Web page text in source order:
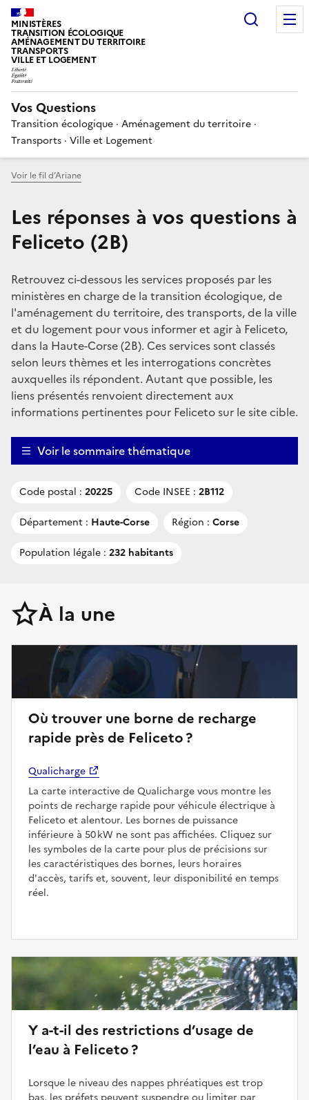
MINISTÈRES
TRANSITION ÉCOLOGIQUE
AMÉNAGEMENT DU TERRITOIRE
TRANSPORTS
VILLE ET LOGEMENT
Vos Questions
Transition écologique · Aménagement du territoire ·
Transports · Ville et Logement
Voir le fil d’Ariane
Les réponses à vos questions à
Feliceto (2B)
Retrouvez ci-dessous les services proposés par les
ministères en charge de la transition écologique, de
l'aménagement du territoire, des transports, de la ville
et du logement pour vous informer et agir à Feliceto,
dans la Haute-Corse (2B). Ces services sont classés
selon leurs thèmes et les interrogations concrètes
auxquelles ils répondent. Autant que possible, les
liens présentés renvoient directement aux
informations pertinentes pour Feliceto sur le site cible.
Voir le sommaire thématique
Code postal : 20225 Code INSEE : 2B112
Département : Haute-Corse Région : Corse
Population légale : 232 habitants
À la une
Où trouver une borne de recharge
rapide près de Feliceto ?
Qualicharge
La carte interactive de Qualicharge vous montre les
points de recharge rapide pour véhicule électrique à
Feliceto et alentour. Les bornes de puissance
inférieure à 50 kW ne sont pas affichées. Cliquez sur
les symboles de la carte pour plus de précisions sur
les caractéristiques des bornes, leurs horaires
d'accès, tarifs et, souvent, leur disponibilité en temps
réel.
Y a-t-il des restrictions d’usage de
l’eau à Feliceto ?
Lorsque le niveau des nappes phréatiques est trop